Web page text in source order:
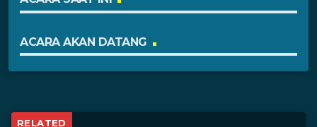
ACARA AKAN DATANG
RELATED